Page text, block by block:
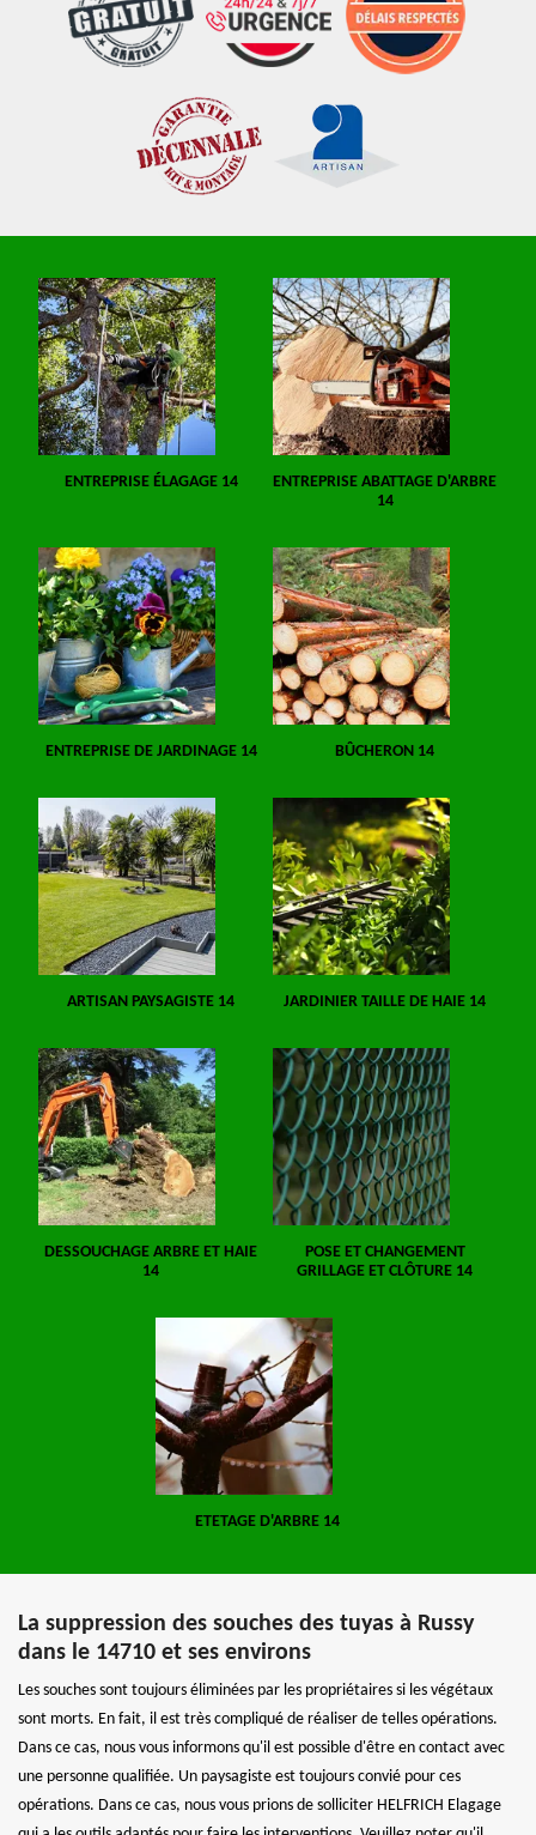
ENTREPRISE ÉLAGAGE 14
ENTREPRISE ABATTAGE D'ARBRE
14
ENTREPRISE DE JARDINAGE 14 BÛCHERON 14
ARTISAN PAYSAGISTE 14 JARDINIER TAILLE DE HAIE 14
DESSOUCHAGE ARBRE ET HAIE
14
POSE ET CHANGEMENT
GRILLAGE ET CLÔTURE 14
ETETAGE D'ARBRE 14
La suppression des souches des tuyas à Russy
dans le 14710 et ses environs
Les souches sont toujours éliminées par les propriétaires si les végétaux
sont morts. En fait, il est très compliqué de réaliser de telles opérations.
Dans ce cas, nous vous informons qu'il est possible d'être en contact avec
une personne qualifiée. Un paysagiste est toujours convié pour ces
opérations. Dans ce cas, nous vous prions de solliciter HELFRICH Elagage